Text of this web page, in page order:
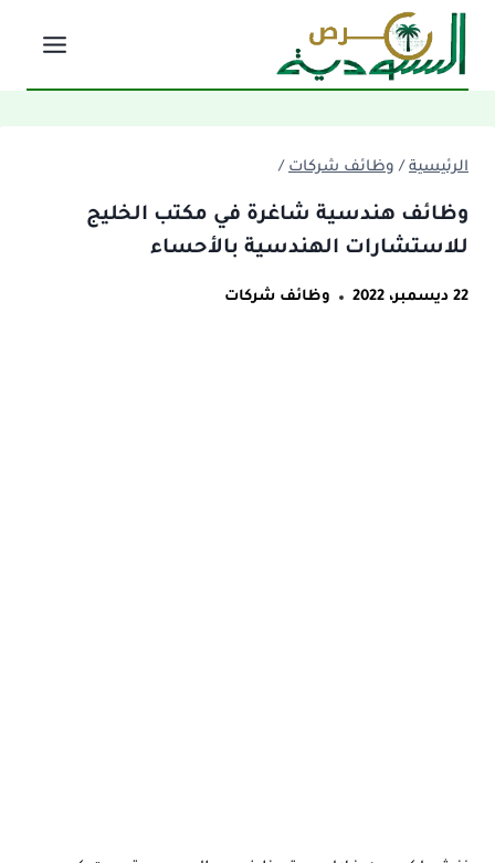
التجاوز
المحتوى
الرئيسية / وظائف شركات /
وظائف هندسية شاغرة في مكتب الخليج
للاستشارات الهندسية بالأحساء
22 ديسمبر، 2022 وظائف شركات